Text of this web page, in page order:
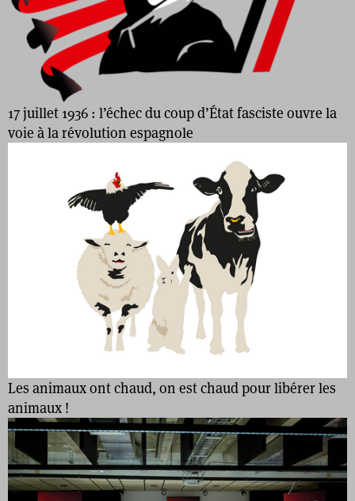
17 juillet 1936 : l’échec du coup d’État fasciste ouvre la
voie à la révolution espagnole
Les animaux ont chaud, on est chaud pour libérer les
animaux !